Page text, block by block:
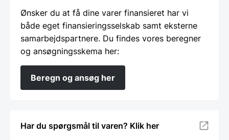
Ønsker du at få dine varer finansieret har vi
både eget finansieringsselskab samt eksterne
samarbejdspartnere. Du findes vores beregner
og ansøgningsskema her:
Beregn og ansøg her
Har du spørgsmål til varen? Klik her